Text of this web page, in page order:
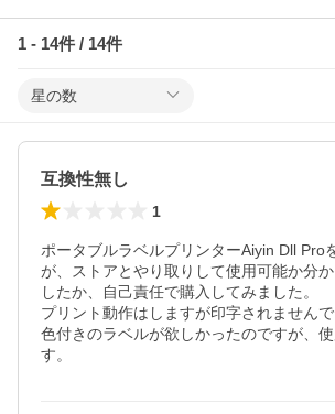
1 - 14件 / 14件
星の数
互換性無し
1
ポータブルラベルプリンターAiyin Dll Pro
が、ストアとやり取りして使用可能か分
したか、自己責任で購入してみました。
プリント動作はしますが印字されませんで
色付きのラベルが欲しかったのですが、
す。